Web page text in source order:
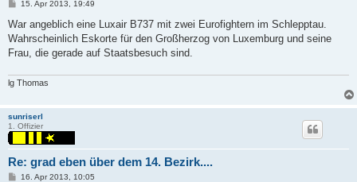
P
s
15. Apr 2013, 19:49
War angeblich eine Luxair B737 mit zwei Eurofightern im Schlepptau.
Wahrscheinlich Eskorte für den Großherzog von Luxemburg und seine
Frau, die gerade auf Staatsbesuch sind.
lg Thomas
sunriserl
1. Offizier
Re: grad eben über dem 14. Bezirk....
P16. Apr 2013, 10:05